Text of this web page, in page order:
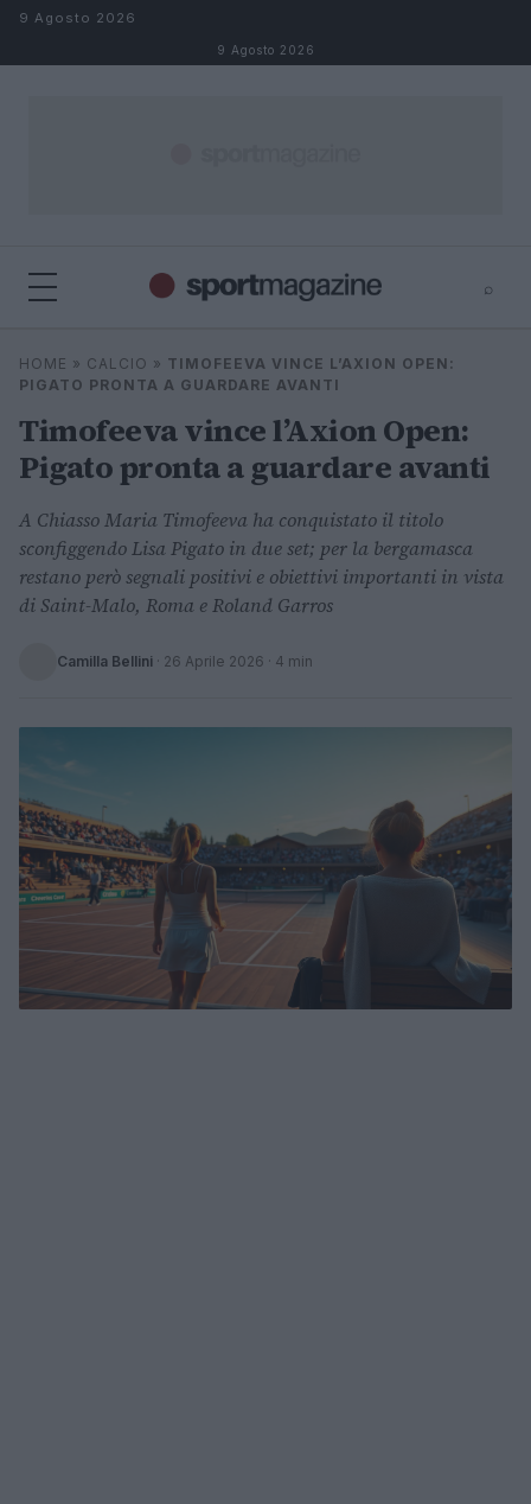
Salta al contenuto
9 Agosto 2026
9 Agosto 2026
⌕
Cerca
HOME » CALCIO » TIMOFEEVA VINCE L’AXION OPEN:
PIGATO PRONTA A GUARDARE AVANTI
Timofeeva vince l’Axion Open:
Pigato pronta a guardare avanti
A Chiasso Maria Timofeeva ha conquistato il titolo
sconfiggendo Lisa Pigato in due set; per la bergamasca
restano però segnali positivi e obiettivi importanti in vista
di Saint-Malo, Roma e Roland Garros
Camilla Bellini · 26 Aprile 2026 · 4 min